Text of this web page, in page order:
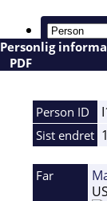
Personlig
PDF
Person ID
Sist endret
Far